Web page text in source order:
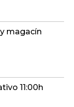
magacín
11:00h